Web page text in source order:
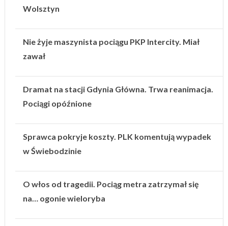
Wolsztyn
Nie żyje maszynista pociągu PKP Intercity. Miał
zawał
Dramat na stacji Gdynia Główna. Trwa reanimacja.
Pociągi opóźnione
Sprawca pokryje koszty. PLK komentują wypadek
w Świebodzinie
O włos od tragedii. Pociąg metra zatrzymał się
na… ogonie wieloryba